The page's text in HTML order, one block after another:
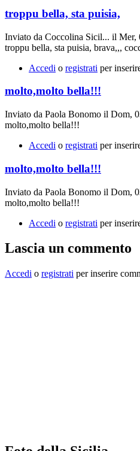
troppu bella, sta puisia,
Inviato da Coccolina Sicil... il Mer,
troppu bella, sta puisia, brava,,,
Accedi o registrati per
molto,molto bella!!!
Inviato da Paola Bonomo il Dom,
molto,molto bella!!!
Accedi o registrati per
molto,molto bella!!!
Inviato da Paola Bonomo il Dom,
molto,molto bella!!!
Accedi o registrati per
Lascia un commento
Accedi o registrati per inserire